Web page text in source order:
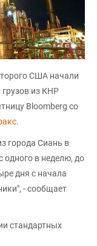
США начали
грузов из КНР
Bloomberg со
.
города Сиань в
одного в неделю, до
дня с начала
- сообщает
стандартных